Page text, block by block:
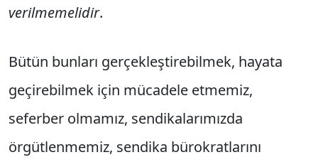
verilmemelidir.
Bütün bunları gerçekleştirebilmek, hayata
geçirebilmek için mücadele etmemiz,
seferber olmamız, sendikalarımızda
örgütlenmemiz, sendika bürokratlarını